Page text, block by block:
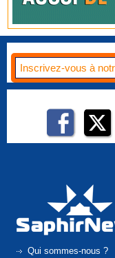
Qui sommes-nous ?